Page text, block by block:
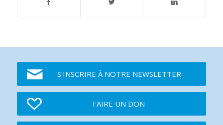
S'INSCRIRE À NOTRE NEWSLETTER
FAIRE UN DON